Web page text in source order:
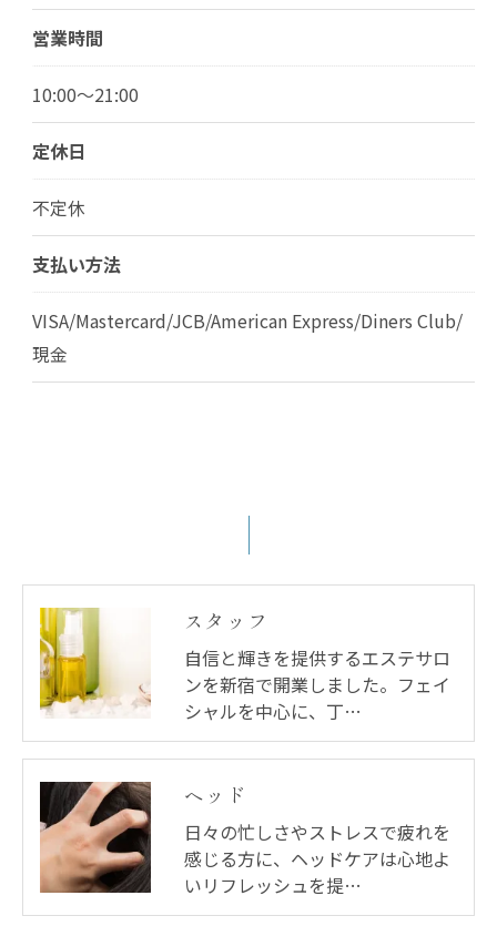
営業時間
10:00～21:00
定休日
不定休
支払い方法
VISA/Mastercard/JCB/American Express/Diners Club/
現金
スタッフ
自信と輝きを提供するエステサロ
ンを新宿で開業しました。フェイ
シャルを中心に、丁…
ヘッド
日々の忙しさやストレスで疲れを
感じる方に、ヘッドケアは心地よ
いリフレッシュを提…